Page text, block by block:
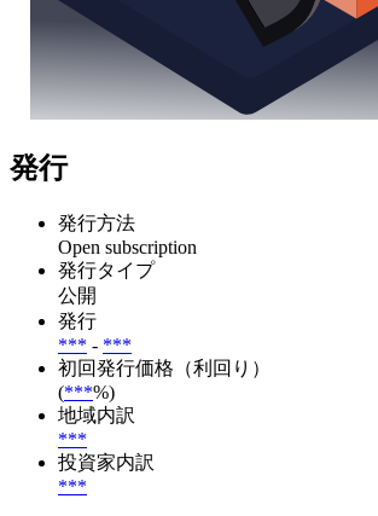
発行
発行方法
Open subscription
発行タイプ
公開
発行
*** - ***
初回発行価格（利回り）
(***%)
地域内訳
***
投資家内訳
***